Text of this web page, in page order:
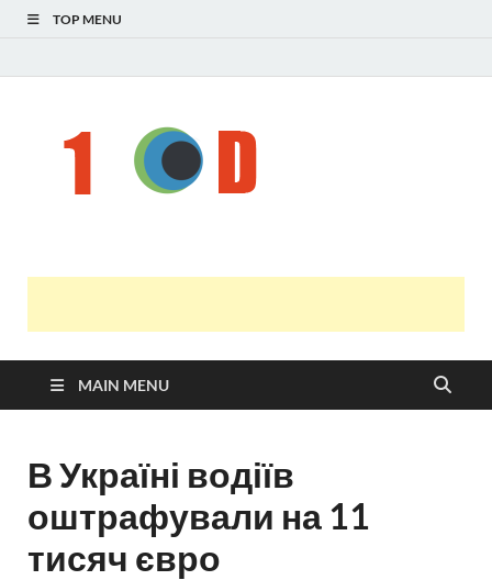
TOP MENU
MAIN MENU
В Україні водіїв
оштрафували на 11
тисяч євро